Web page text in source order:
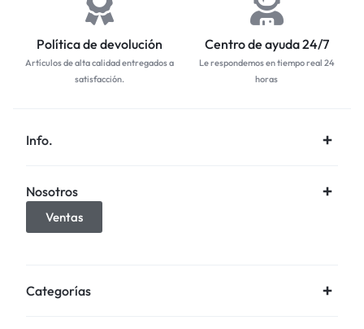
Política de devolución
Artículos de alta calidad entregados a
satisfacción.
Centro de ayuda 24/7
Le respondemos en tiempo real 24
horas
Info.
Nosotros
Ventas
Categorías